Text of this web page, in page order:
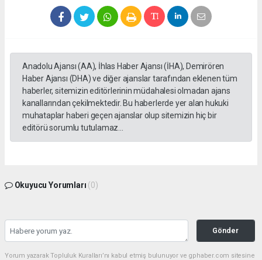
Anadolu Ajansı (AA), İhlas Haber Ajansı (İHA), Demirören
Haber Ajansı (DHA) ve diğer ajanslar tarafından eklenen tüm
haberler, sitemizin editörlerinin müdahalesi olmadan ajans
kanallarından çekilmektedir. Bu haberlerde yer alan hukuki
muhataplar haberi geçen ajanslar olup sitemizin hiç bir
editörü sorumlu tutulamaz...
Okuyucu Yorumları (0)
Gönder
Yorum yazarak Topluluk Kuralları’nı kabul etmiş bulunuyor ve gphaber.com sitesine